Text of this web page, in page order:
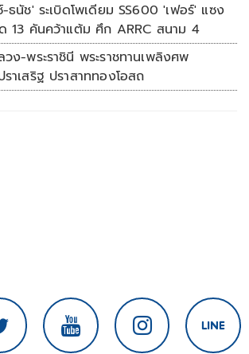
ธนัช' ระเบิดโพเดียม SS600 'เฟอร์' แซง
13 คันคว้าแต้ม ศึก ARRC สนาม 4
วง-พระราชินี พระราชทานเพลิงศพ
าเสริฐ ปราสาททองโอสถ